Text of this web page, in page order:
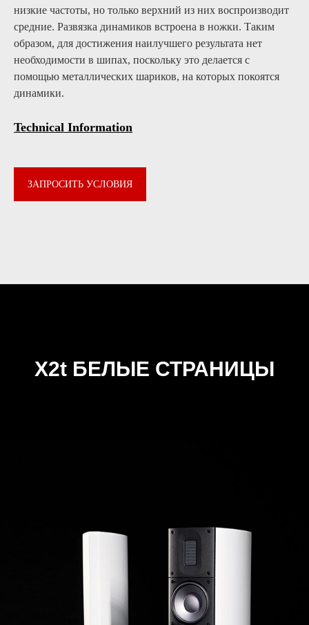
низкие частоты, но только верхний из них воспроизводит
средние. Развязка динамиков встроена в ножки. Таким
образом, для достижения наилучшего результата нет
необходимости в шипах, поскольку это делается с
помощью металлических шариков, на которых покоятся
динамики.
Technical Information
ЗАПРОСИТЬ УСЛОВИЯ
X2t БЕЛЫЕ СТРАНИЦЫ